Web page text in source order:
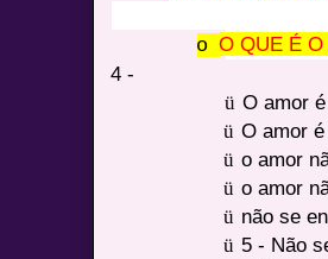
o O QUE É O
4 -
ü O amor
ü O amor
ü o amor
ü o amor
ü não se
ü 5 - Não